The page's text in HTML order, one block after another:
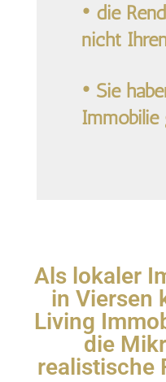
• die
nicht
• Sie
Immobilie
Als lokaler
in Viersen
Living
die
realistische